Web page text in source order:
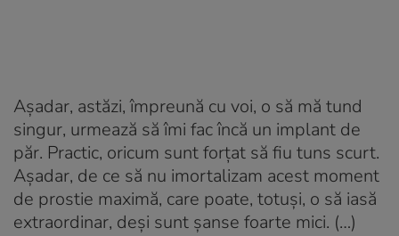
Așadar, astăzi, împreună cu voi, o să mă tund
singur, urmează să îmi fac încă un implant de
păr. Practic, oricum sunt forțat să fiu tuns scurt.
Așadar, de ce să nu imortalizam acest moment
de prostie maximă, care poate, totuși, o să iasă
extraordinar, deși sunt șanse foarte mici. (…)